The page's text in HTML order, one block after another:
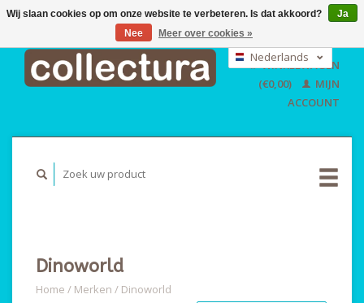
EUR
GBP
USD
Nederlands
English
WINKELWAGEN
(€0,00)
MIJN
ACCOUNT
Dinoworld
Home / Merken / Dinoworld
Wij slaan cookies op om onze website te verbeteren. Is dat akkoord?
Ja
Nee
Meer over cookies »